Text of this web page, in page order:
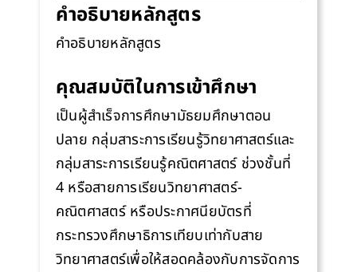
คำอธิบายหลักสูตร
คำอธิบายหลักสูตร
คุณสมบัติในการเข้าศึกษา
เป็นผู้สำเร็จการศึกษามัธยมศึกษาตอน
ปลาย กลุ่มสาระการเรียนรู้วิทยาศาสตร์และ
กลุ่มสาระการเรียนรู้คณิตศาสตร์ ช่วงชั้นที่
4 หรือสายการเรียนวิทยาศาสตร์-
คณิตศาสตร์ หรือประกาศนียบัตรที่
กระทรวงศึกษาธิการเทียบเท่ากับสาย
วิทยาศาสตร์เพื่อให้สอดคล้องกับการจัดการ